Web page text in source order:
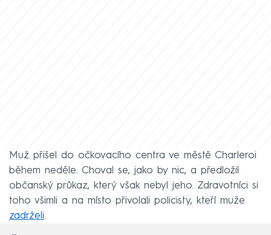
Muž přišel do očkovacího centra ve městě Charleroi
během neděle. Choval se, jako by nic, a předložil
občanský průkaz, který však nebyl jeho. Zdravotníci si
toho všimli a na místo přivolali policisty, kteří muže
zadrželi.